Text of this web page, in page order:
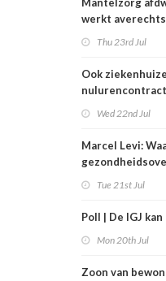
werkt averechts
Thu 23rd Jul
Ook
Wed 22nd Jul
Marcel Levi:
Tue 21st Jul
Poll | De IGJ
Mon 20th Jul
Zoon van